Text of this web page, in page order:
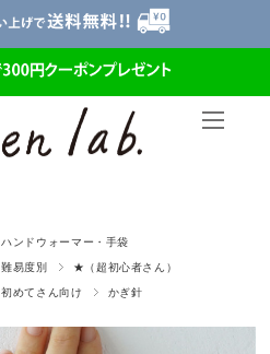
ハンドウォーマー・手袋
難易度別 ★（超初心者さん）
初めてさん向け かぎ針